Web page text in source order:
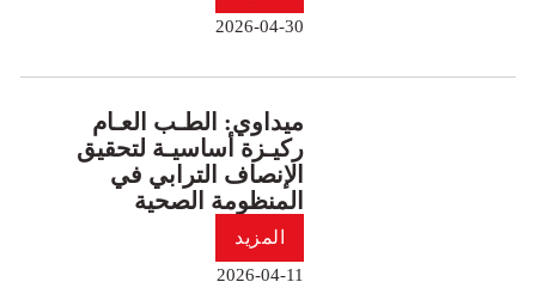
2026-04-30
ميداوي: الطـب العـام
ركيـزة أساسيـة لتحقيق
الإنصاف الترابي في
المنظومة الصحية
المزيد
2026-04-11